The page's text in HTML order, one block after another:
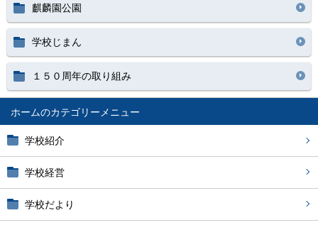
ホーム
学校紹介
学校経営
学校だより
麒麟園公園
学校じまん
１５０周年の取り組み